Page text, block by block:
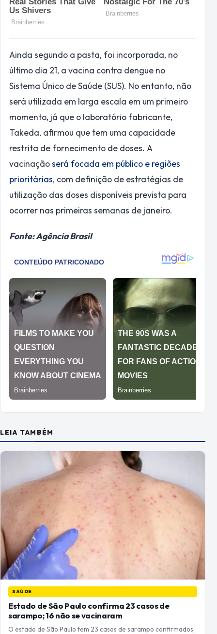
Ainda segundo a pasta, foi incorporada, no
último dia 21, a vacina contra dengue no
Sistema Único de Saúde (SUS). No entanto, não
será utilizada em larga escala em um primeiro
momento, já que o laboratório fabricante,
Takeda, afirmou que tem uma capacidade
restrita de fornecimento de doses. A
vacinaçãoserá focada em público e regiões
prioritárias, com definição de estratégias de
utilização das doses disponíveis prevista para
ocorrer nas primeiras semanas de janeiro.
Fonte: Agência Brasil
LEIA TAMBÉM
SAÚDE
Estado de São Paulo confirma 23 casos de
sarampo; 16 não se vacinaram
O estado de São Paulo tem 23 casos de sarampo confirmados,